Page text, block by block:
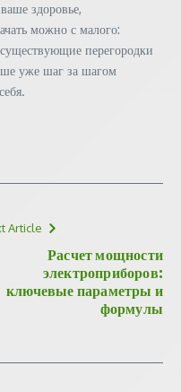
здоровье,
можно с малого:
перегородки
уже шаг за шагом
Article
Расчет мощности
электроприборов:
ключевые параметры и
формулы